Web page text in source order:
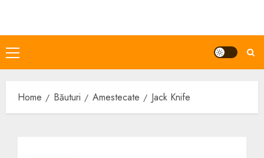
content
Primary
Menu
Home Băuturi Amestecate Jack Knife